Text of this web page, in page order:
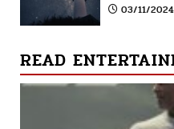
03/11/2024
READ